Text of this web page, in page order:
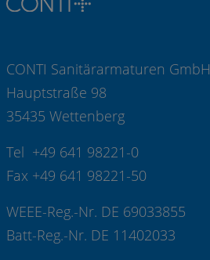
CONTI Sanitärarmaturen GmbH
Hauptstraße 98
35435 Wettenberg
Tel +49 641 98221-0
Fax +49 641 98221-50
WEEE-Reg.-Nr. DE 69033855
Batt-Reg.-Nr. DE 11402033